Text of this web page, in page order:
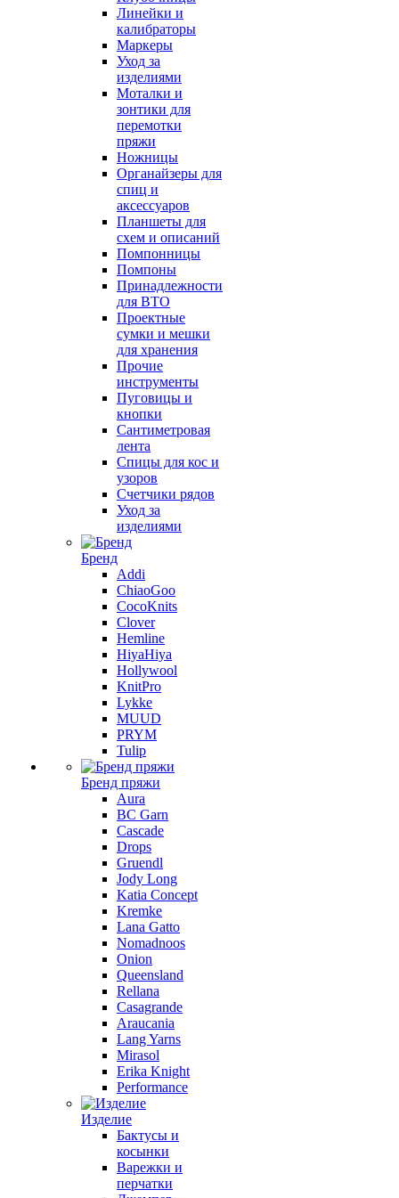
Линейки и
калибраторы
Маркеры
Уход за
изделиями
Моталки и
зонтики для
перемотки
пряжи
Ножницы
Органайзеры для
спиц и
аксессуаров
Планшеты для
схем и описаний
Помпонницы
Помпоны
Принадлежности
для ВТО
Проектные
сумки и мешки
для хранения
Прочие
инструменты
Пуговицы и
кнопки
Сантиметровая
лента
Спицы для кос и
узоров
Счетчики рядов
Уход за
изделиями
Бренд
Addi
ChiaoGoo
CocoKnits
Clover
Hemline
HiyaHiya
Hollywool
KnitPro
Lykke
MUUD
PRYM
Tulip
Бренд пряжи
Aura
BC Garn
Cascade
Drops
Gruendl
Jody Long
Katia Concept
Kremke
Lana Gatto
Nomadnoos
Onion
Queensland
Rellana
Casagrande
Araucania
Lang Yarns
Mirasol
Erika Knight
Performance
Изделие
Бактусы и
косынки
Варежки и
перчатки